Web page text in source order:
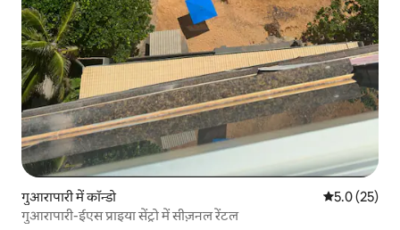
गुआरापारी में कॉन्डो औसत रेटिंग 5
5.0 (25)
गुआरापारी-ईएस प्राइया सेंट्रो में सीज़नल रेंटल